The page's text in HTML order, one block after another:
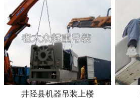
井陉县机器吊装上楼